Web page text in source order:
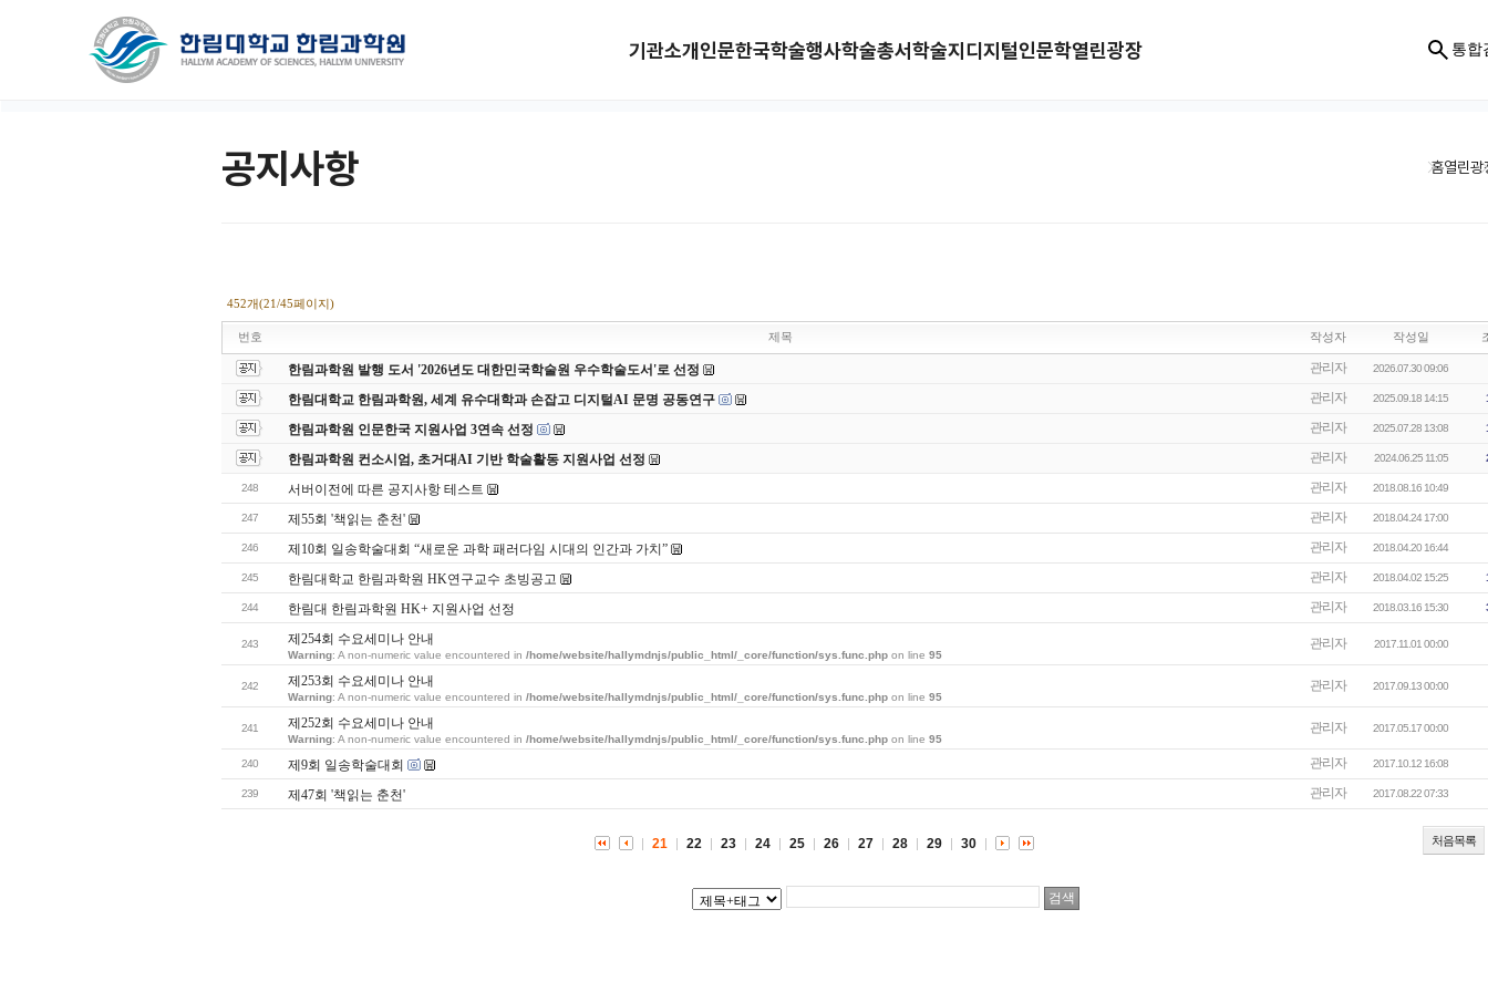
기관소개인문한국학술행사학술총서학술지디지털인문학열린광장 통합
공지사항 홈열린광
452개(21/45페이지)
번호 제목 작성자 작성일
한림과학원 발행 도서 '2026년도 대한민국학술원 우수학술도서'로 선정 관리자 2026.07.30 09:06
한림대학교 한림과학원, 세계 유수대학과 손잡고 디지털AI 문명 공동연구 관리자 2025.09.18 14:15
한림과학원 인문한국 지원사업 3연속 선정 관리자 2025.07.28 13:08
한림과학원 컨소시엄, 초거대AI 기반 학술활동 지원사업 선정 관리자 2024.06.25 11:05
248 서버이전에 따른 공지사항 테스트 관리자 2018.08.16 10:49
247 제55회 '책읽는 춘천' 관리자 2018.04.24 17:00
246 제10회 일송학술대회 “새로운 과학 패러다임 시대의 인간과 가치” 관리자 2018.04.20 16:44
245 한림대학교 한림과학원 HK연구교수 초빙공고 관리자 2018.04.02 15:25
244 한림대 한림과학원 HK+ 지원사업 선정 관리자 2018.03.16 15:30
243 제254회 수요세미나 안내
Warning: A non-numeric value encountered in /home/website/hallymdnjs/public_html/_core/function/sys.func.php on line 95
관리자 2017.11.01 00:00
242 제253회 수요세미나 안내
Warning: A non-numeric value encountered in /home/website/hallymdnjs/public_html/_core/function/sys.func.php on line 95
관리자 2017.09.13 00:00
241 제252회 수요세미나 안내
Warning: A non-numeric value encountered in /home/website/hallymdnjs/public_html/_core/function/sys.func.php on line 95
관리자 2017.05.17 00:00
240 제9회 일송학술대회 관리자 2017.10.12 16:08
239 제47회 '책읽는 춘천' 관리자 2017.08.22 07:33
처음목록
21 22 23 24 25 26 27 28 29 30